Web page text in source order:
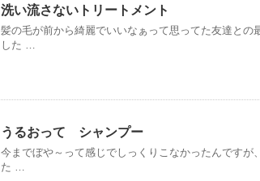
洗い流さないトリートメント
髪の毛が前から綺麗でいいなぁって思ってた友達との
した …
うるおって シャンプー
今までぼや～って感じでしっくりこなかったんですが
た …